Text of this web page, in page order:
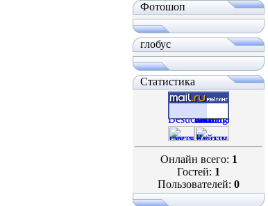
Фотошоп
глобус
Статистика
Онлайн всего: 1
Гостей: 1
Пользователей: 0